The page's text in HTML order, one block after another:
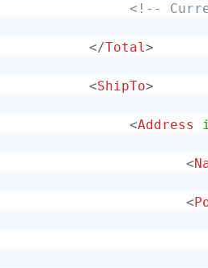
<!--
</Total>
<ShipTo>
<Address
<
<